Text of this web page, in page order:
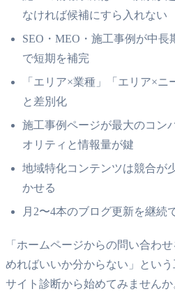
なければ候補にすら入れない
SEO・MEO・施工事例が中
で短期を補完
「エリア×業種」「エリア×
と差別化
施工事例ページが最大のコン
オリティと情報量が鍵
地域特化コンテンツは競合が
かせる
月2〜4本のブログ更新を継続
「ホームページからの問い合わ
めればいいか分からない」とい
サイト診断から始めてみませんか